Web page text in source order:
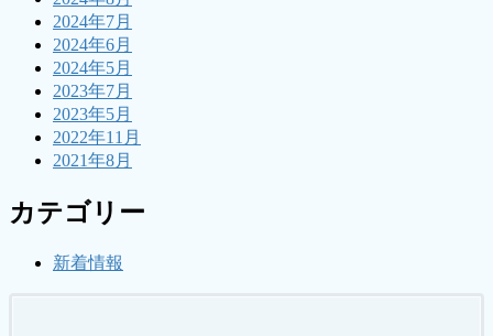
2024年7月
2024年6月
2024年5月
2023年7月
2023年5月
2022年11月
2021年8月
カテゴリー
新着情報